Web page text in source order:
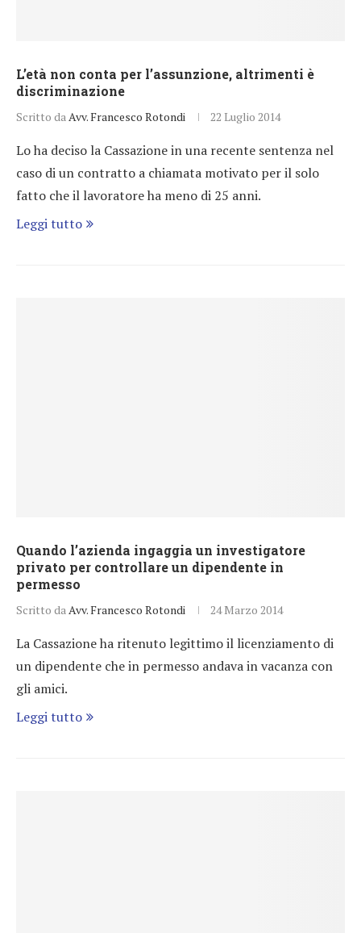
L’età non conta per l’assunzione, altrimenti è
discriminazione
Scritto da Avv. Francesco Rotondi 22 Luglio 2014
Lo ha deciso la Cassazione in una recente sentenza nel
caso di un contratto a chiamata motivato per il solo
fatto che il lavoratore ha meno di 25 anni.
Leggi tutto
Quando l’azienda ingaggia un investigatore
privato per controllare un dipendente in
permesso
Scritto da Avv. Francesco Rotondi 24 Marzo 2014
La Cassazione ha ritenuto legittimo il licenziamento di
un dipendente che in permesso andava in vacanza con
gli amici.
Leggi tutto